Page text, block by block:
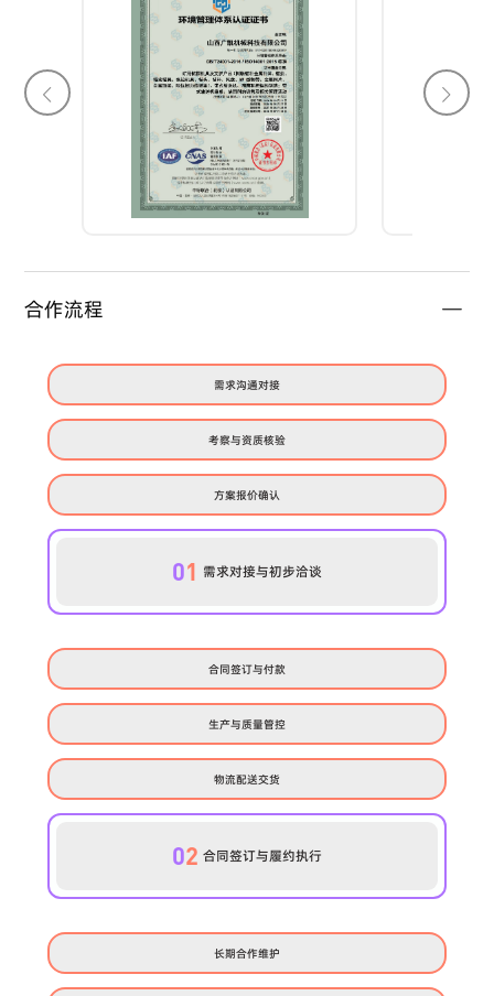
合作流程
需求沟通对接
考察与资质核验
方案报价确认
01 需求对接与初步洽谈
合同签订与付款
生产与质量管控
物流配送交货
02 合同签订与履约执行
长期合作维护